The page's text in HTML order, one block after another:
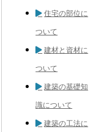
住宅の部位に
ついて
建材と資材に
ついて
建築の基礎知
識について
建築の工法に